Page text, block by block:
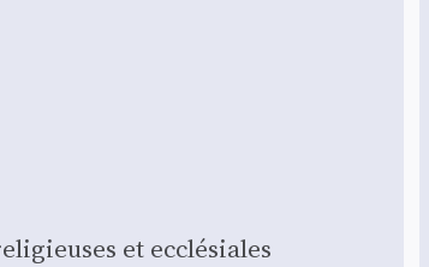
et ecclé­siales